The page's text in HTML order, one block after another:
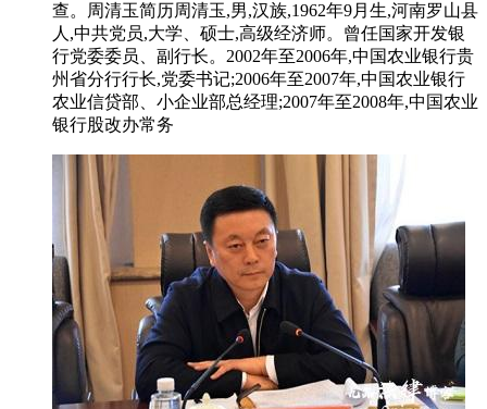
查。周清玉简历周清玉,男,汉族,1962年9月生,河南罗山县
人,中共党员,大学、硕士,高级经济师。曾任国家开发银
行党委委员、副行长。2002年至2006年,中国农业银行贵
州省分行行长,党委书记;2006年至2007年,中国农业银行
农业信贷部、小企业部总经理;2007年至2008年,中国农业
银行股改办常务